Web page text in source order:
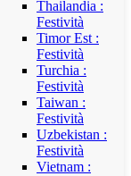
Thailandia :
Festività
Timor Est :
Festività
Turchia :
Festività
Taiwan :
Festività
Uzbekistan :
Festività
Vietnam :